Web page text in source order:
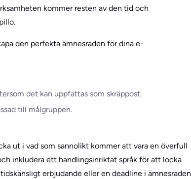
kommer resten av den tid och
den perfekta ämnesraden för dina e-
det kan uppfattas som skräppost.
till målgruppen.
ut i vad som sannolikt kommer att vara en överfull
inkludera ett handlingsinriktat språk för att locka
erbjudande eller en deadline i ämnesraden